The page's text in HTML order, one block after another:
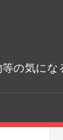
の気にな